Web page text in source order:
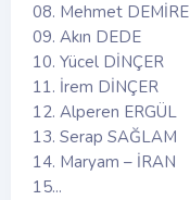
08. Mehmet
09. Akın DEDE
10. Yücel DİNÇER
11. İrem DİNÇER
12. Alperen ERGÜL
13. Serap SAĞLAM
14. Maryam – İRAN
15...